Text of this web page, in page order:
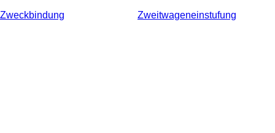
Zweckbindung
Zweitwageneinstufung